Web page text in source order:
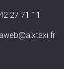
27 71 11